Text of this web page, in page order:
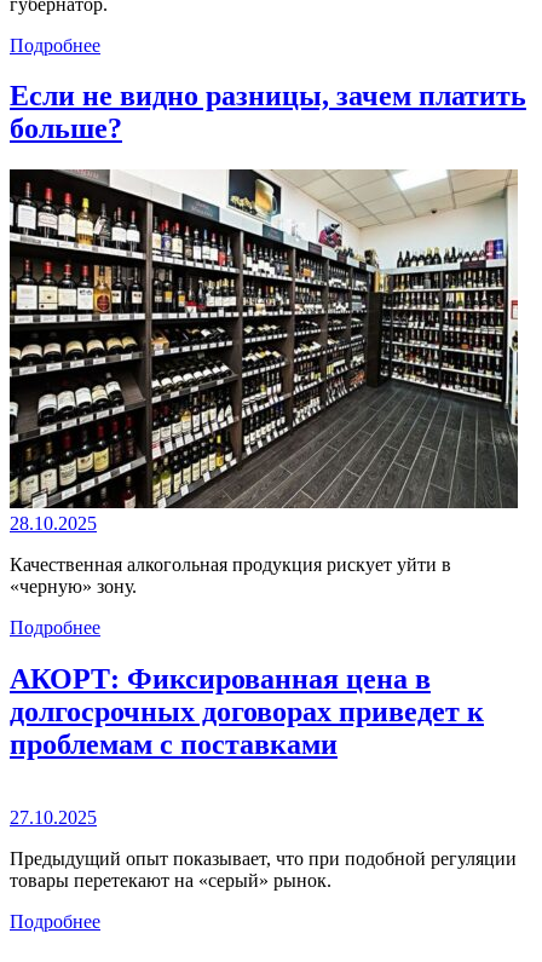
Подробнее
Если не видно разницы, зачем платить
больше?
28.10.2025
Качественная алкогольная продукция рискует уйти в
«черную» зону.
Подробнее
АКОРТ: Фиксированная цена в
долгосрочных договорах приведет к
проблемам с поставками
27.10.2025
Предыдущий опыт показывает, что при подобной регуляции
товары перетекают на «серый» рынок.
Подробнее